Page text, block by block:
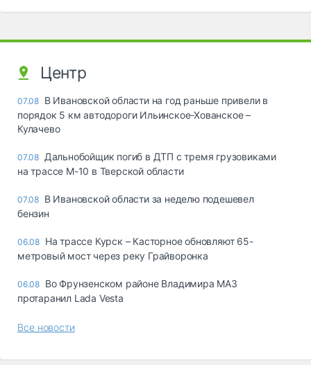
Центр
07.08 В Ивановской области на год раньше привели в
порядок 5 км автодороги Ильинское-Хованское –
Кулачево
07.08 Дальнобойщик погиб в ДТП с тремя грузовиками
на трассе М-10 в Тверской области
07.08 В Ивановской области за неделю подешевел
бензин
06.08 На трассе Курск – Касторное обновляют 65-
метровый мост через реку Грайворонка
06.08 Во Фрунзенском районе Владимира МАЗ
протаранил Lada Vesta
Все новости